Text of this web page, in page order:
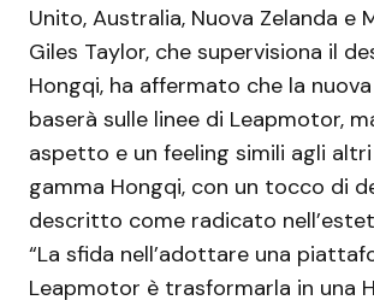
Unito, Australia, Nuova Zelanda e
Giles Taylor, che supervisiona il
Hongqi, ha affermato che la
baserà sulle linee di Leapmotor,
aspetto e un feeling simili agli
gamma Hongqi, con un tocco di
descritto come radicato
“La sfida nell’adottare una
Leapmotor è trasformarla in una